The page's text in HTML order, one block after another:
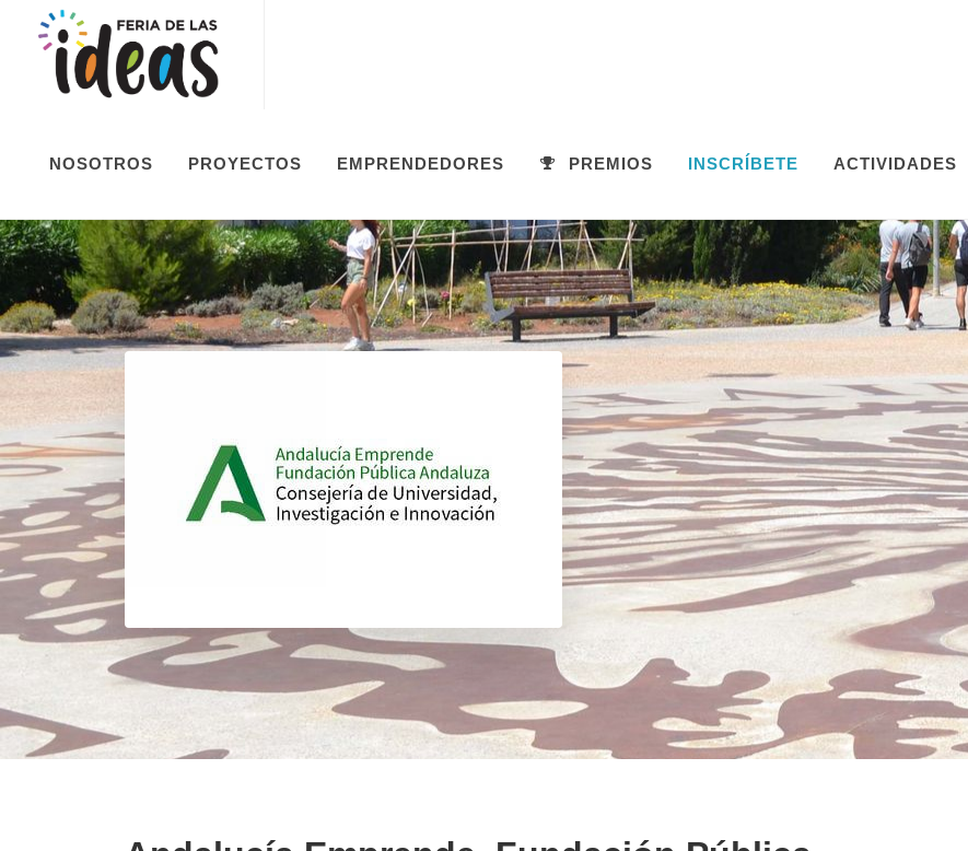
NOSOTROS PROYECTOS EMPRENDEDORES PREMIOS INSCRÍBETE ACTIVIDADES